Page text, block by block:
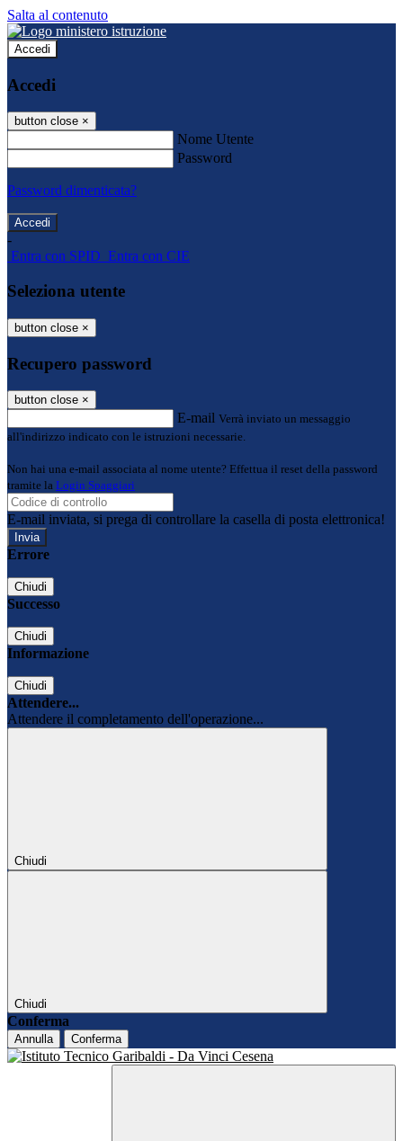
Salta al contenuto
Accedi
Accedi
button close ×
Nome Utente
Password
Password dimenticata?
-
Entra con SPID Entra con CIE
Seleziona utente
button close ×
Recupero password
button close ×
E-mail Verrà inviato un messaggio
all'indirizzo indicato con le istruzioni necessarie.
Non hai una e-mail associata al nome utente? Effettua il reset della password
tramite la Login Spaggiari
E-mail inviata, si prega di controllare la casella di posta elettronica!
Errore
Chiudi
Successo
Chiudi
Informazione
Chiudi
Attendere...
Attendere il completamento dell'operazione...
Chiudi
Chiudi
Conferma
Annulla Conferma